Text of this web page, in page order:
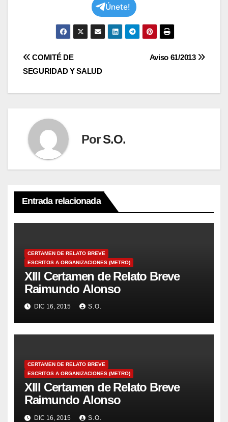
Únete!
Navegación
Aviso 61/2013
COMITÉ DE
SEGURIDAD Y SALUD
PorS.O.
Entrada relacionada
CERTAMEN DE RELATO BREVE
ESCRITOS A ORGANIZACIONES (METRO)
XIII Certamen de Relato Breve
Raimundo Alonso
DIC 16, 2015 S.O.
CERTAMEN DE RELATO BREVE
ESCRITOS A ORGANIZACIONES (METRO)
XIII Certamen de Relato Breve
Raimundo Alonso
DIC 16, 2015 S.O.